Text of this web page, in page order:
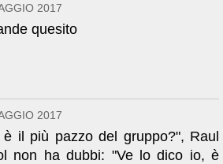
2017
quesito
2017
è il più pazzo del gruppo?", Raul
non ha dubbi: "Ve lo dico io, è